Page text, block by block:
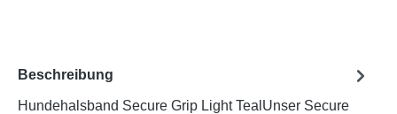
Beschreibung
Hundehalsband Secure Grip Light TealUnser Secure